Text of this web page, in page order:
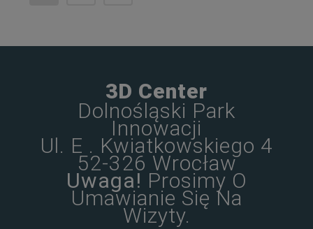
3D Center
Dolnośląski Park
Innowacji
Ul. E . Kwiatkowskiego 4
52-326 Wrocław
Uwaga! Prosimy O
Umawianie Się Na
Wizyty.